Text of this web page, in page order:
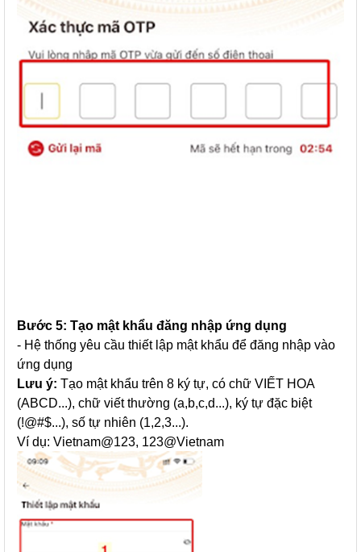
Bước 5: Tạo mật khẩu đăng nhập ứng dụng
- Hệ thống yêu cầu thiết lập mật khẩu để đăng nhập vào
ứng dụng
Lưu ý: Tạo mật khẩu trên 8 ký tự, có chữ VIẾT HOA
(ABCD...), chữ viết thường (a,b,c,d...), ký tự đặc biệt
(!@#$...), số tự nhiên (1,2,3...).
Ví dụ: Vietnam@123, 123@Vietnam